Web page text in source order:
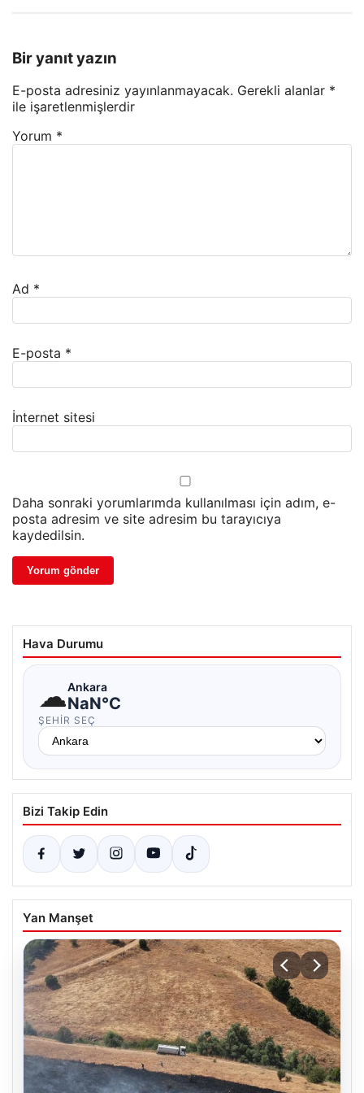
Bir yanıt yazın
E-posta adresiniz yayınlanmayacak. Gerekli alanlar *
ile işaretlenmişlerdir
Yorum *
Ad *
E-posta *
İnternet sitesi
Daha sonraki yorumlarımda kullanılması için adım, e-
posta adresim ve site adresim bu tarayıcıya
kaydedilsin.
Hava Durumu
☁Ankara
NaN°C
ŞEHIR SEÇ
Bizi Takip Edin
Yan Manşet